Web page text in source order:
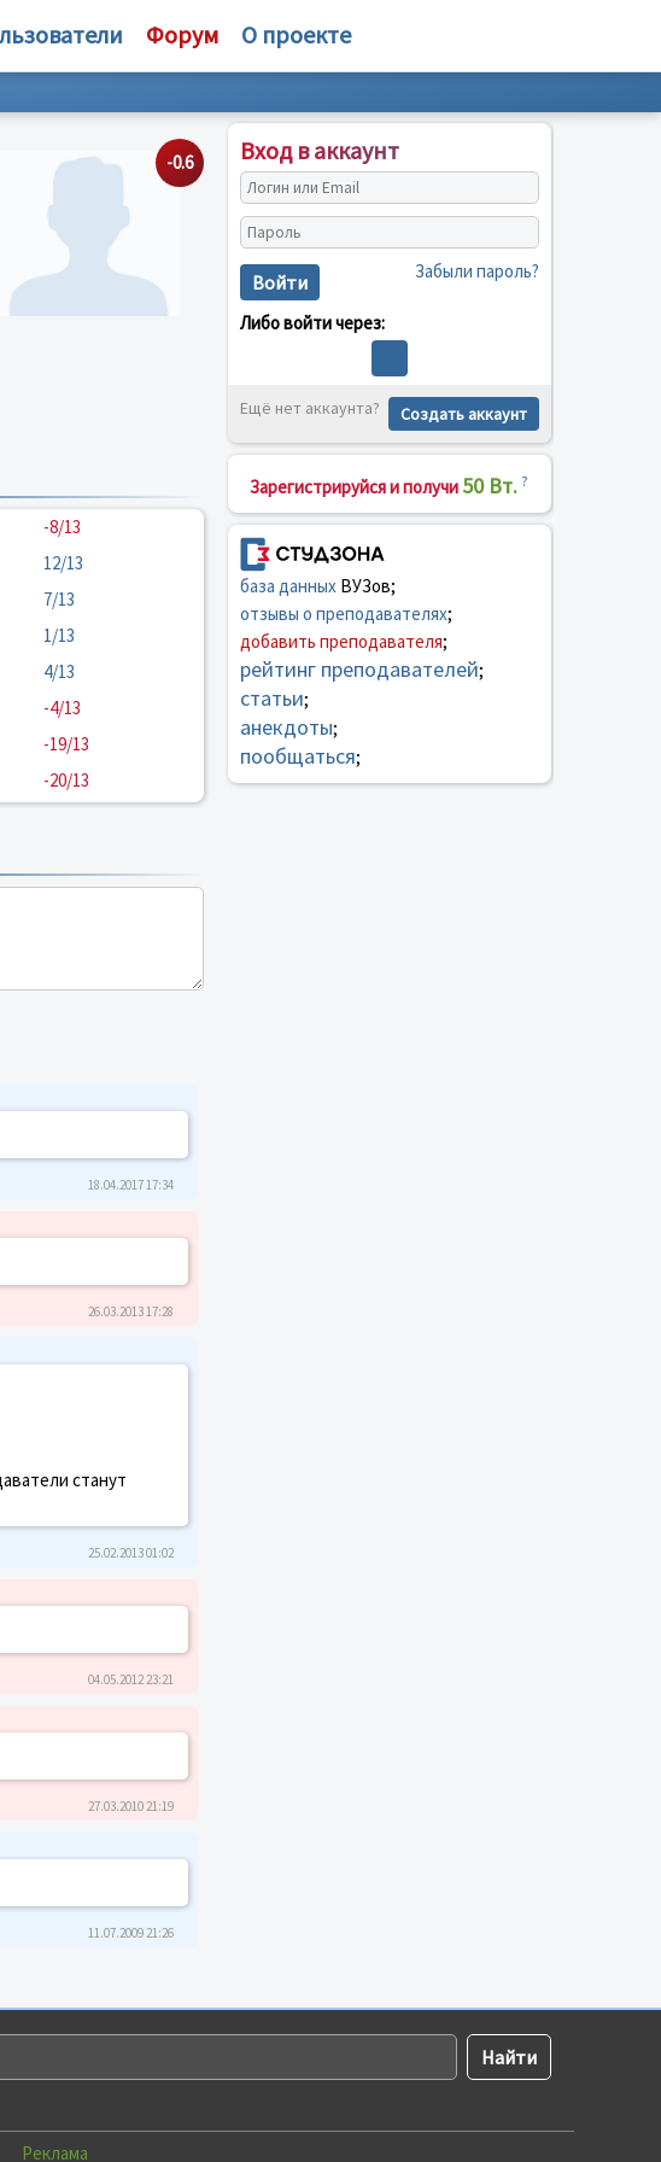
Форум О проекте
-0.6
-8/13
12/13
7/13
1/13
4/13
-4/13
-19/13
-20/13
18.04.2017 17:34
26.03.2013 17:28
станут
25.02.2013 01:02
04.05.2012 23:21
27.03.2010 21:19
11.07.2009 21:26
Вход в аккаунт
Войти Забыли пароль?
Либо войти через:
Ещё нет аккаунта? Создать аккаунт
Зарегистрируйся и получи 50 Вт. ?
база данныхВУЗов;
отзывы о преподавателях;
добавить преподавателя;
рейтинг преподавателей;
статьи;
анекдоты;
пообщаться;
Реклама